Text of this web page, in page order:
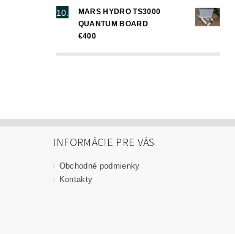
MARS HYDRO TS3000
QUANTUM BOARD
€400
INFORMÁCIE PRE VÁS
Obchodné podmienky
Kontakty